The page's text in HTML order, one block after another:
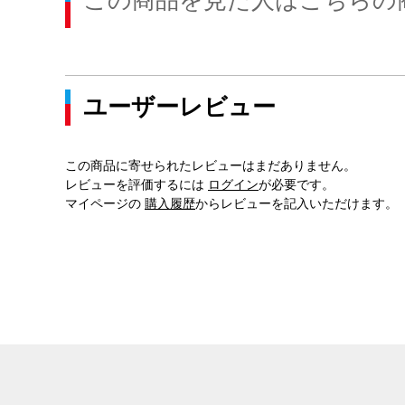
ユーザーレビュー
この商品に寄せられたレビューはまだありません。
レビューを評価するには ログインが必要です。
マイページの 購入履歴からレビューを記入いただけます。